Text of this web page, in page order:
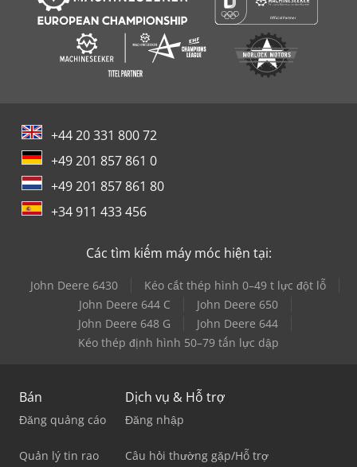
+44 20 331 800 72
+49 201 857 861 0
+49 201 857 861 80
+34 911 433 456
Các tìm kiếm máy móc hiện tại:
John Deere 6430
Kéo cắt thép hình 0–49 t lực đột lỗ
John Deere 644 C
John Deere 650
John Deere 648 G
John Deere 644
Kéo thép định hình 50–79 tấn lực dập
Bán
Đăng quảng cáo
Quản lý tin rao
Dịch vụ & Hỗ trợ
Đăng nhập
Câu hỏi thường gặp/Hỗ trợ